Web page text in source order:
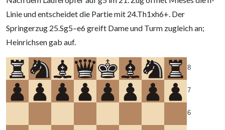
f4 d6
6.
but owing to the position of Black's K B, the
advance is right."
6.
...
a5
Linie und entscheidet die Partie mit 24.Th1xh6+. Der
Springerzug 25.Sg5–e6 greift Dame und Turm zugleich an;
Heinrichsen gab auf.
6
7
8